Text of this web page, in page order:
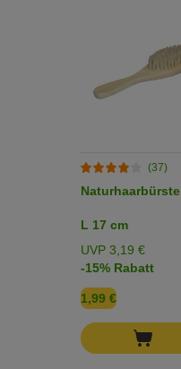
(37)
Naturhaarbürste
L 17 cm
UVP 3,19 €
-15% Rabatt
1,99 €